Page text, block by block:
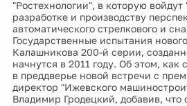
"Ростехнологии", в которую
разработке и производству
автоматического стрелкового и
Государственные испытания
Калашникова 200-й серии,
начнутся в 2011 году. Об этом,
в преддверье новой встречи с
директор "Ижевского
Владимир Гродецкий, добавив, что